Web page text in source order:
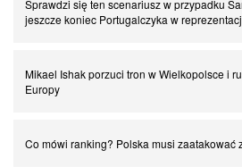
Sprawdzi się ten scenariusz w przypadku
jeszcze koniec Portugalczyka w
Mikael Ishak porzuci tron w Wielkopolsce i
Europy
Co mówi ranking? Polska musi zaatakować